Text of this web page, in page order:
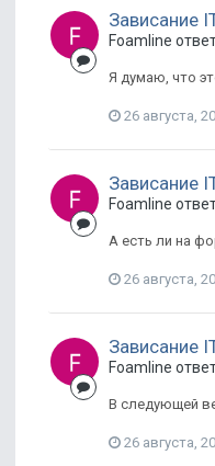
Зависание
Foamline
Я думаю, что
26 августа,
Зависание
Foamline
А есть ли на
26 августа,
Зависание
Foamline
В следующей
26 августа,